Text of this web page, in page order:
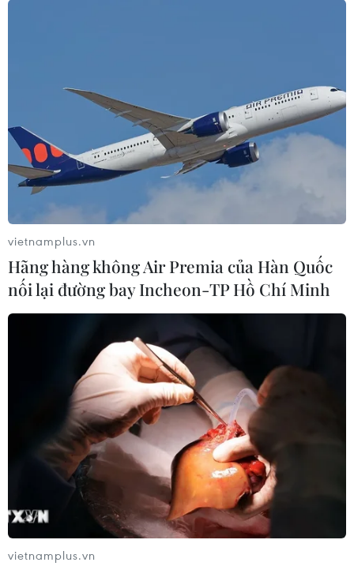
vietnamplus.vn
Hãng hàng không Air Premia của Hàn Quốc
nối lại đường bay Incheon-TP Hồ Chí Minh
vietnamplus.vn